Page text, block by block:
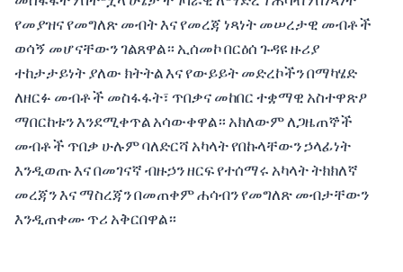
የመያዝና የመግለጽ መብት እና የመረጃ ነጻነት መሠረታዊ መብቶች
ወሳኝ መሆናቸውን ገልጸዋል። ኢሰመኮ በርዕሰ ጉዳዩ ዙሪያ
ተከታታይነት ያለው ክትትል እና የውይይት መድረኮችን በማካሄድ
ለዘርፉ መብቶች መስፋፋት፣ ጥበቃና መከበር ተቋማዊ አስተዋጽዖ
ማበርከቱን እንደሚቀጥል አሳውቀዋል። አክለውም ለጋዜጠኞች
መብቶች ጥበቃ ሁሉም ባለድርሻ አካላት የበኩላቸውን ኃላፊነት
እንዲወጡ እና በመገናኛ ብዙኃን ዘርፍ የተሰማሩ አካላት ትክክለኛ
መረጃን እና ማስረጃን በመጠቀም ሐሳብን የመግለጽ መብታቸውን
እንዲጠቀሙ ጥሪ አቅርበዋል።